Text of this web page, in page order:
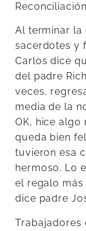
Al terminar la
sacerdotes y
Carlos dice
del padre
veces,
media de la
OK, hice algo
queda bien
tuvieron esa
hermoso. Lo
el regalo más
dice padre
Trabajadores